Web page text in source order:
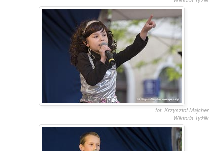
fot. Krzysztof Majcher
Wiktoria Tyżlik